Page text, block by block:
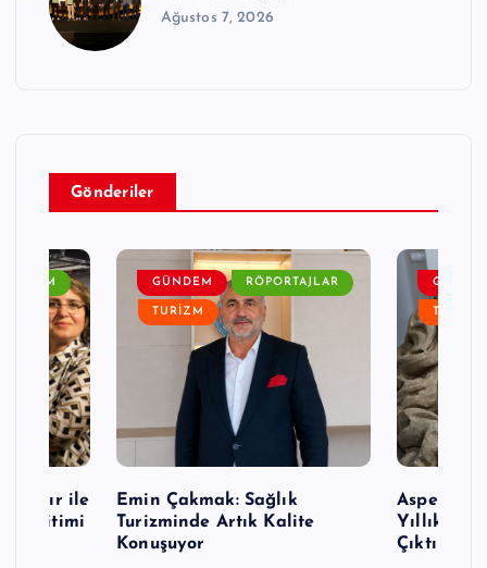
Ağustos 7, 2026
Gönderiler
Nazır ile
Eğitimi
GÜNDEM RÖPORTAJLAR
TURIZM
Emin Çakmak: Sağlık
Turizminde Artık Kalite
Konuşuyor
TURIZM
Yıllık
Çıktı